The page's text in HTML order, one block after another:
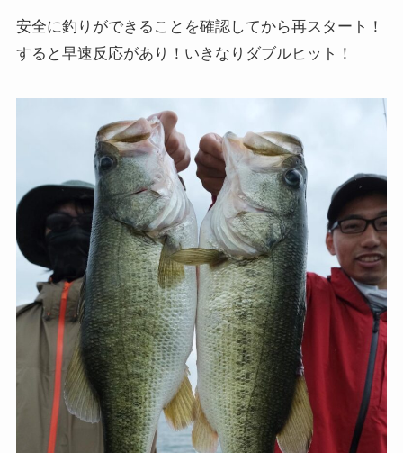
安全に釣りができることを確認してから再スタート！
すると早速反応があり！いきなりダブルヒット！